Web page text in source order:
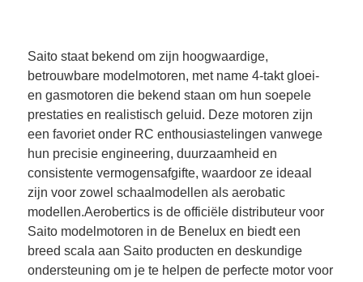
Saito staat bekend om zijn hoogwaardige,
betrouwbare modelmotoren, met name 4-takt gloei-
en gasmotoren die bekend staan om hun soepele
prestaties en realistisch geluid. Deze motoren zijn
een favoriet onder RC enthousiastelingen vanwege
hun precisie engineering, duurzaamheid en
consistente vermogensafgifte, waardoor ze ideaal
zijn voor zowel schaalmodellen als aerobatic
modellen.Aerobertics is de officiële distributeur voor
Saito modelmotoren in de Benelux en biedt een
breed scala aan Saito producten en deskundige
ondersteuning om je te helpen de perfecte motor voor